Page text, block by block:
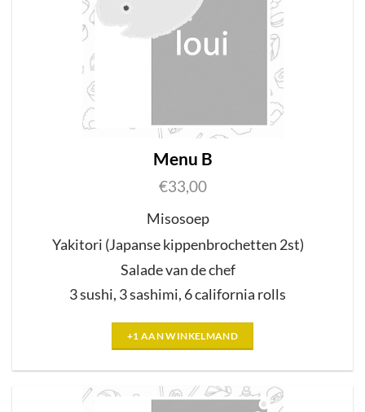
Menu B
€33,00
Misosoep
Yakitori (Japanse kippenbrochetten 2st)
Salade van de chef
3 sushi, 3 sashimi, 6 california rolls
+1 AAN WINKELMAND